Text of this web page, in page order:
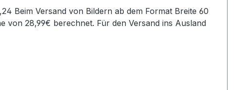
Beim Versand von Bildern ab dem Format Breite 60
von 28,99€ berechnet. Für den Versand ins Ausland